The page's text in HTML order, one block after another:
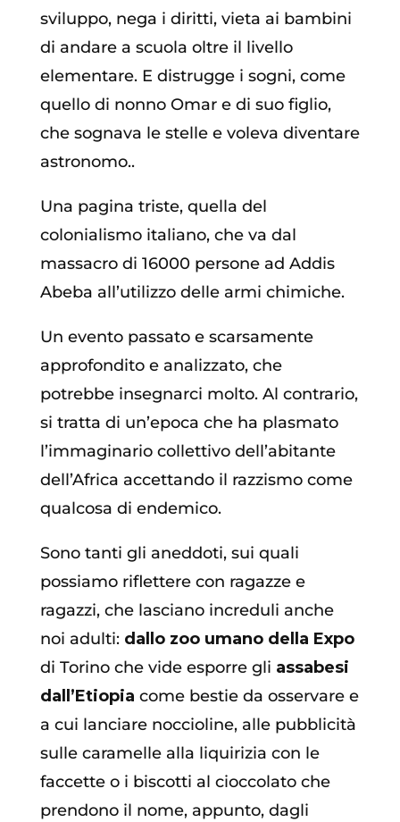
sviluppo, nega i diritti, vieta ai bambini
di andare a scuola oltre il livello
elementare. E distrugge i sogni, come
quello di nonno Omar e di suo figlio,
che sognava le stelle e voleva diventare
astronomo..
Una pagina triste, quella del
colonialismo italiano, che va dal
massacro di 16000 persone ad Addis
Abeba all’utilizzo delle armi chimiche.
Un evento passato e scarsamente
approfondito e analizzato, che
potrebbe insegnarci molto. Al contrario,
si tratta di un’epoca che ha plasmato
l’immaginario collettivo dell’abitante
dell’Africa accettando il razzismo come
qualcosa di endemico.
Sono tanti gli aneddoti, sui quali
possiamo riflettere con ragazze e
ragazzi, che lasciano increduli anche
noi adulti: dallo zoo umano della Expo
di Torino che vide esporre gli assabesi
dall’Etiopia come bestie da osservare e
a cui lanciare noccioline, alle pubblicità
sulle caramelle alla liquirizia con le
faccette o i biscotti al cioccolato che
prendono il nome, appunto, dagli